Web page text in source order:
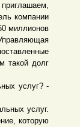
компании
миллионов
такой долг
услуг? -
услуг.
которую